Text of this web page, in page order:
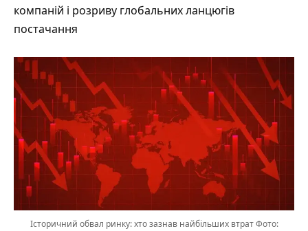
компаній і розриву глобальних ланцюгів
постачання
Історичний обвал ринку: хто зазнав найбільших втрат Фото: